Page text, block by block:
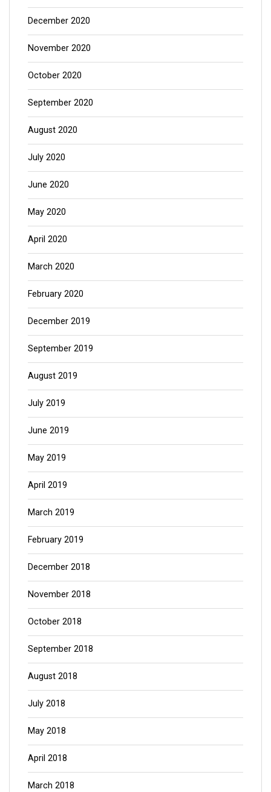
December 2020
November 2020
October 2020
September 2020
August 2020
July 2020
June 2020
May 2020
April 2020
March 2020
February 2020
December 2019
September 2019
August 2019
July 2019
June 2019
May 2019
April 2019
March 2019
February 2019
December 2018
November 2018
October 2018
September 2018
August 2018
July 2018
May 2018
April 2018
March 2018